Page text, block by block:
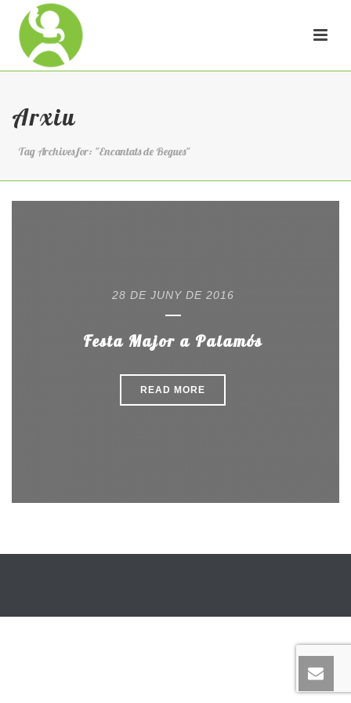
Arxiu
Tag Archives for: "Encantats de Begues"
28 DE JUNY DE 2016
Festa Major a Palamós
READ MORE